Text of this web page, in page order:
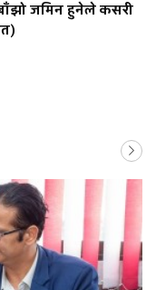
जमिन हुनेले कसरी